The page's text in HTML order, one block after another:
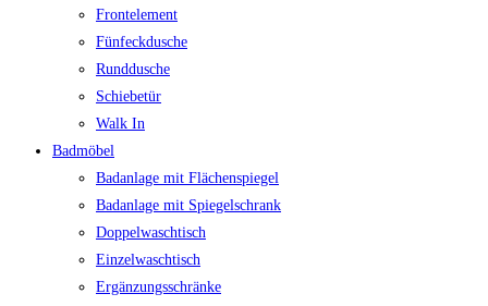
Frontelement
Fünfeckdusche
Runddusche
Schiebetür
Walk In
Badmöbel
Badanlage mit Flächenspiegel
Badanlage mit Spiegelschrank
Doppelwaschtisch
Einzelwaschtisch
Ergänzungsschränke